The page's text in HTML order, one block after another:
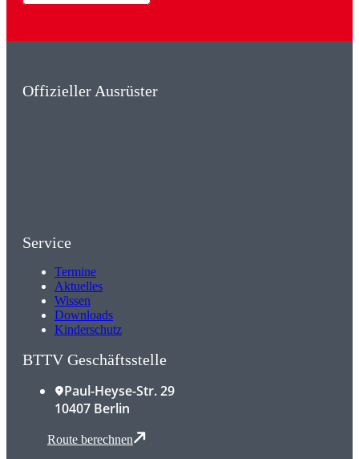
Offizieller Ausrüster
Service
Termine
Aktuelles
Wissen
Downloads
Kinderschutz
BTTV Geschäftsstelle
Paul-Heyse-Str. 29
10407 Berlin
Route berechnen